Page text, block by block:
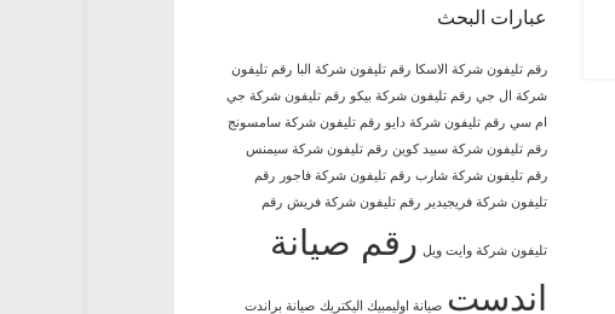
عبارات البحث
رقم تليفون شركة الاسكا رقم تليفون شركة البا رقم تليفون
شركة ال جي رقم تليفون شركة بيكو رقم تليفون شركة جي
ام سي رقم تليفون شركة دايو رقم تليفون شركة سامسونج
رقم تليفون شركة سبيد كوين رقم تليفون شركة سيمنس
رقم تليفون شركة شارب رقم تليفون شركة فاجور رقم
تليفون شركة فريجيدير رقم تليفون شركة فريش رقم
تليفون شركة وايت ويل رقم صيانة
اندست صيانة اوليمبيك اليكتريك صيانة براندت